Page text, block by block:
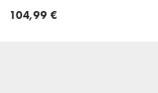
dénudée et taille torsadée - Noir
104,99 €